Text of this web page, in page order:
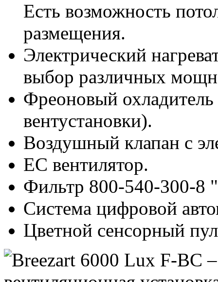
Есть возможность
размещения.
Электрический
выбор различных
Фреоновый
вентустановки).
Воздушный клапан с
ЕС вентилятор.
Фильтр 800-540-300-8
Система цифровой
Цветной сенсорный